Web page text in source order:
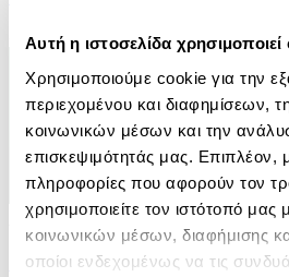
Αυτή η ιστοσελίδα
Χρησιμοποιούμε cookie για την
περιεχομένου και διαφημίσεων,
κοινωνικών μέσων και την
επισκεψιμότητάς μας. Επιπλέον,
πληροφορίες που αφορούν τον
χρησιμοποιείτε τον ιστότοπό μας
κοινωνικών μέσων, διαφήμισης
οποίοι ενδεχομένως να τις
8.90€
Audiobook • 1 Credit
Ο Αη-Βασίλης Φέτος Είναι